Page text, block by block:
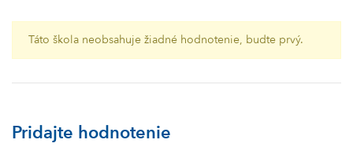
Táto škola neobsahuje žiadné hodnotenie, budte prvý.
Pridajte hodnotenie